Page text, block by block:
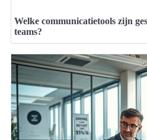
Welke communicatietools zijn
teams?